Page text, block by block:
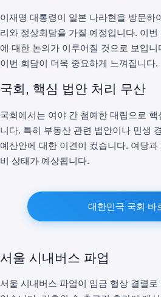
이재명 대통령이 일본 나라현을 방문하
리와 정상회담을 가질 예정입니다. 이
에 대한 논의가 이루어질 것으로 보입
이번 회담이 더욱 중요하게 느껴집니다.
국회, 핵심 법안 처리 무산
국회에서는 여야 간 첨예한 대립으로
니다. 특히 부동산 관련 법안이나 민생
예산안에 대한 이견이 컸습니다. 여당
비 상태가 예상됩니다.
대한민국 국회 바
서울 시내버스 파업
서울 시내버스 파업이 임금 협상 결렬